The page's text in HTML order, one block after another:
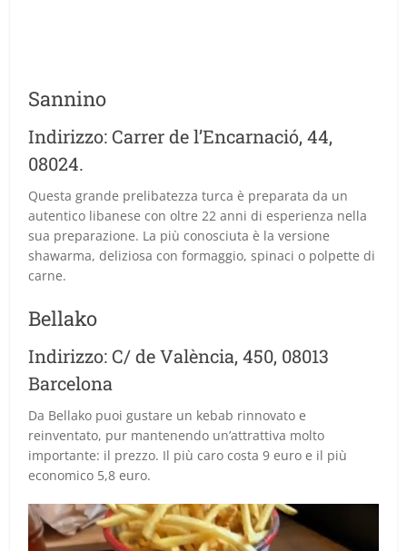
Sannino
Indirizzo: Carrer de l’Encarnació, 44,
08024.
Questa grande prelibatezza turca è preparata da un
autentico libanese con oltre 22 anni di esperienza nella
sua preparazione. La più conosciuta è la versione
shawarma, deliziosa con formaggio, spinaci o polpette di
carne.
Bellako
Indirizzo: C/ de València, 450, 08013
Barcelona
Da Bellako puoi gustare un kebab rinnovato e
reinventato, pur mantenendo un’attrattiva molto
importante: il prezzo. Il più caro costa 9 euro e il più
economico 5,8 euro.